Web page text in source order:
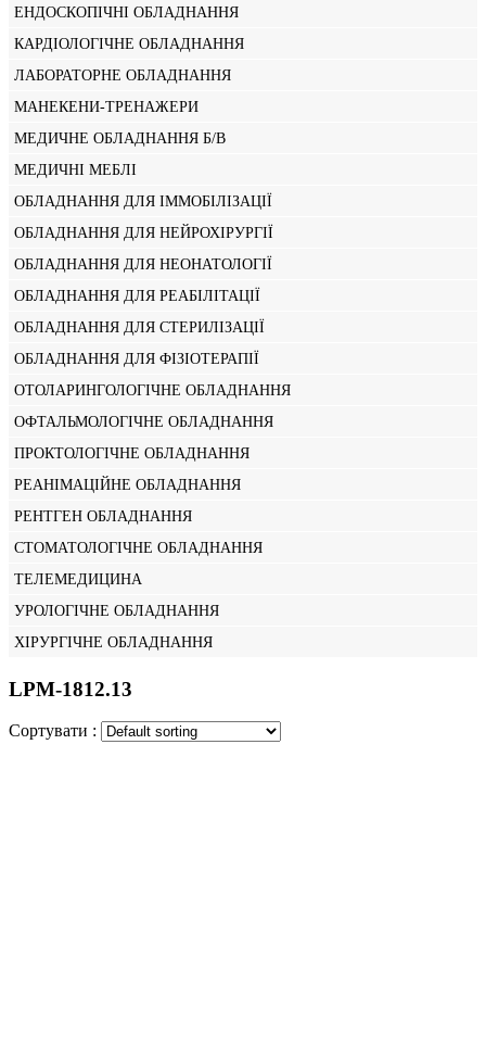
ЕНДОСКОПІЧНІ ОБЛАДНАННЯ
КАРДІОЛОГІЧНЕ ОБЛАДНАННЯ
ЛАБОРАТОРНЕ ОБЛАДНАННЯ
МАНЕКЕНИ-ТРЕНАЖЕРИ
МЕДИЧНЕ ОБЛАДНАННЯ Б/В
МЕДИЧНІ МЕБЛІ
ОБЛАДНАННЯ ДЛЯ ІММОБІЛІЗАЦІЇ
ОБЛАДНАННЯ ДЛЯ НЕЙРОХІРУРГІЇ
ОБЛАДНАННЯ ДЛЯ НЕОНАТОЛОГІЇ
ОБЛАДНАННЯ ДЛЯ РЕАБІЛІТАЦІЇ
ОБЛАДНАННЯ ДЛЯ СТЕРИЛІЗАЦІЇ
ОБЛАДНАННЯ ДЛЯ ФІЗІОТЕРАПІЇ
ОТОЛАРИНГОЛОГІЧНЕ ОБЛАДНАННЯ
ОФТАЛЬМОЛОГІЧНЕ ОБЛАДНАННЯ
ПРОКТОЛОГІЧНЕ ОБЛАДНАННЯ
РЕАНІМАЦІЙНЕ ОБЛАДНАННЯ
РЕНТГЕН ОБЛАДНАННЯ
СТОМАТОЛОГІЧНЕ ОБЛАДНАННЯ
ТЕЛЕМЕДИЦИНА
УРОЛОГІЧНЕ ОБЛАДНАННЯ
ХІРУРГІЧНЕ ОБЛАДНАННЯ
LPM-1812.13
Сортувати :